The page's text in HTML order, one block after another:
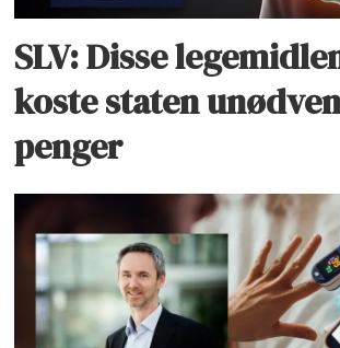
SLV: Disse
koste staten
penger